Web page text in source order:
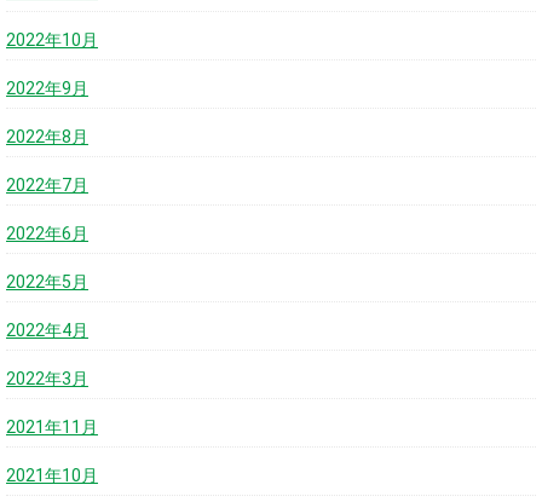
2022年10月
2022年9月
2022年8月
2022年7月
2022年6月
2022年5月
2022年4月
2022年3月
2021年11月
2021年10月